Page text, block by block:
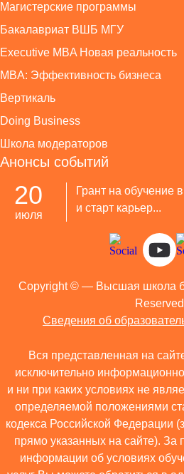
Магистерские программы
Бакалавриат ВШБ МГУ
Executive MBA Новая реальность
MBA: Эффективность бизнеса
Вертикаль
Doing Business
Школа модераторов
Анонсы событий
20
июля
Грант на обучение
и старт карьер...
Copyright © — Высшая школа
Reserved
Сведения об
Вся представленная на
исключительно
и ни при каких условиях не
определяемой положениями
кодекса Российской Федерации
прямо указанных на сайте). За
информации об условиях